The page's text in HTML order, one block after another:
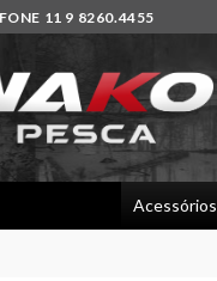
11 9 8260.4455
Acessórios